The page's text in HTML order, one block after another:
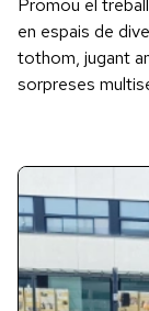
en espais de
tothom, jugant
sorpreses